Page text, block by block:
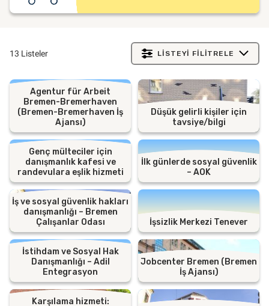
13 Listeler LISTEYI FILITRELE
Agentur für Arbeit
Bremen-Bremerhaven
(Bremen-Bremerhaven İş
Ajansı)
Düşük gelirli kişiler için
tavsiye/bilgi
Genç mülteciler için
danışmanlık kafesi ve
randevulara eşlik hizmeti
İlk günlerde sosyal güvenlik
– AOK
İş ve sosyal güvenlik hakları
danışmanlığı – Bremen
Çalışanlar Odası
İşsizlik Merkezi Tenever
İstihdam ve Sosyal Hak
Danışmanlığı – Adil
Entegrasyon
Jobcenter Bremen (Bremen
İş Ajansı)
Karşılama hizmeti: